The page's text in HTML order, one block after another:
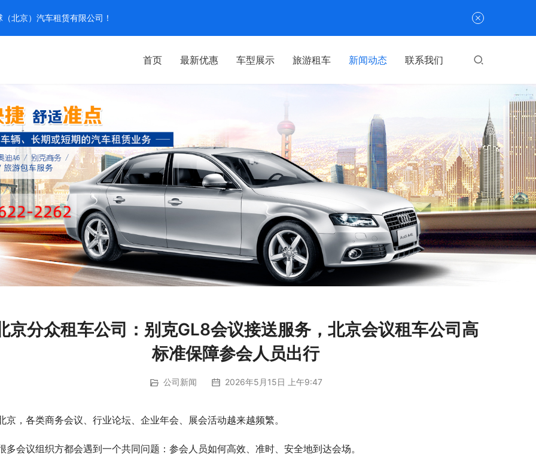
首页 最新优惠 车型展示 旅游租车 新闻动态 联系我们
京分众租车公司：别克GL8会议接送服务，北京会议租车公司高
标准保障参会人员出行
公司新闻 2026年5月15日 上午9:47
京，各类商务会议、行业论坛、企业年会、展会活动越来越频繁。
多会议组织方都会遇到一个共同问题：参会人员如何高效、准时、安全地到达会场。
北京）汽车租赁有限公司！